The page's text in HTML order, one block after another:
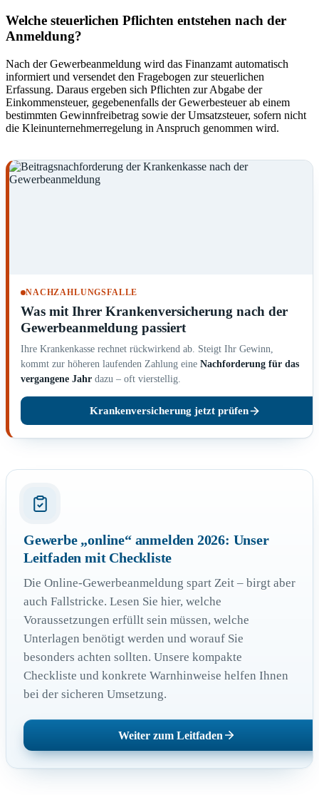
Welche steuerlichen Pflichten entstehen nach der
Anmeldung?
Nach der Gewerbeanmeldung wird das Finanzamt automatisch
informiert und versendet den Fragebogen zur steuerlichen
Erfassung. Daraus ergeben sich Pflichten zur Abgabe der
Einkommensteuer, gegebenenfalls der Gewerbesteuer ab einem
bestimmten Gewinnfreibetrag sowie der Umsatzsteuer, sofern nicht
die Kleinunternehmerregelung in Anspruch genommen wird.
NACHZAHLUNGSFALLE
Was mit Ihrer Krankenversicherung nach der
Gewerbeanmeldung passiert
Ihre Krankenkasse rechnet rückwirkend ab. Steigt Ihr Gewinn,
kommt zur höheren laufenden Zahlung eine Nachforderung für das
vergangene Jahr dazu – oft vierstellig.
Krankenversicherung jetzt prüfen
Gewerbe „online“ anmelden 2026: Unser
Leitfaden mit Checkliste
Die Online-Gewerbeanmeldung spart Zeit – birgt aber
auch Fallstricke. Lesen Sie hier, welche
Voraussetzungen erfüllt sein müssen, welche
Unterlagen benötigt werden und worauf Sie
besonders achten sollten. Unsere kompakte
Checkliste und konkrete Warnhinweise helfen Ihnen
bei der sicheren Umsetzung.
Weiter zum Leitfaden